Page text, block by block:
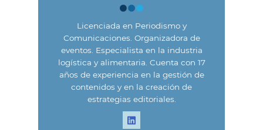
Licenciada en Periodismo y
Comunicaciones. Organizadora de
eventos. Especialista en la industria
logística y alimentaria. Cuenta con 17
años de experiencia en la gestión de
contenidos y en la creación de
estrategias editoriales.